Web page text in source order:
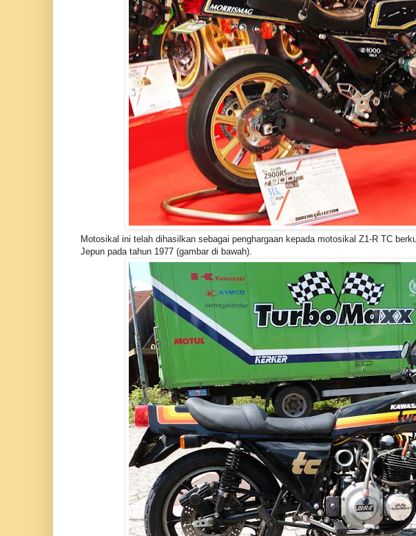
Motosikal ini telah dihasilkan sebagai penghargaan kepada motosikal Z1-R TC
Jepun pada tahun 1977 (gambar di bawah).